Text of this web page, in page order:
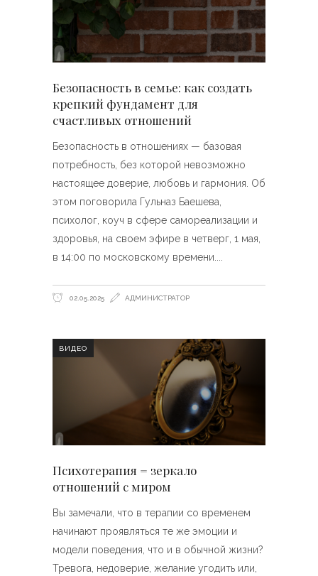
Безопасность в семье: как создать
крепкий фундамент для
счастливых отношений
Безопасность в отношениях — базовая
потребность, без которой невозможно
настоящее доверие, любовь и гармония. Об
этом поговорила Гульназ Баешева,
психолог, коуч в сфере самореализации и
здоровья, на своем эфире в четверг, 1 мая,
в 14:00 по московскому времени.
02.05.2025 АДМИНИСТРАТОР
ВИДЕО
Психотерапия = зеркало
отношений с миром
Вы замечали, что в терапии со временем
начинают проявляться те же эмоции и
модели поведения, что и в обычной жизни?
Тревога, недоверие, желание угодить или,